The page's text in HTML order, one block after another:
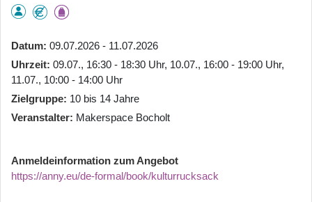
Datum 09.07.2026 - 11.07.2026
Uhrzeit 09.07., 16:30 - 18:30 Uhr, 10.07., 16:00 - 19:00 Uhr,
11.07., 10:00 - 14:00 Uhr
Zielgruppe 10 bis 14 Jahre
Veranstalter Makerspace Bocholt
Anmeldeinformation zum Angebot
https://anny.eu/de-formal/book/kulturrucksack